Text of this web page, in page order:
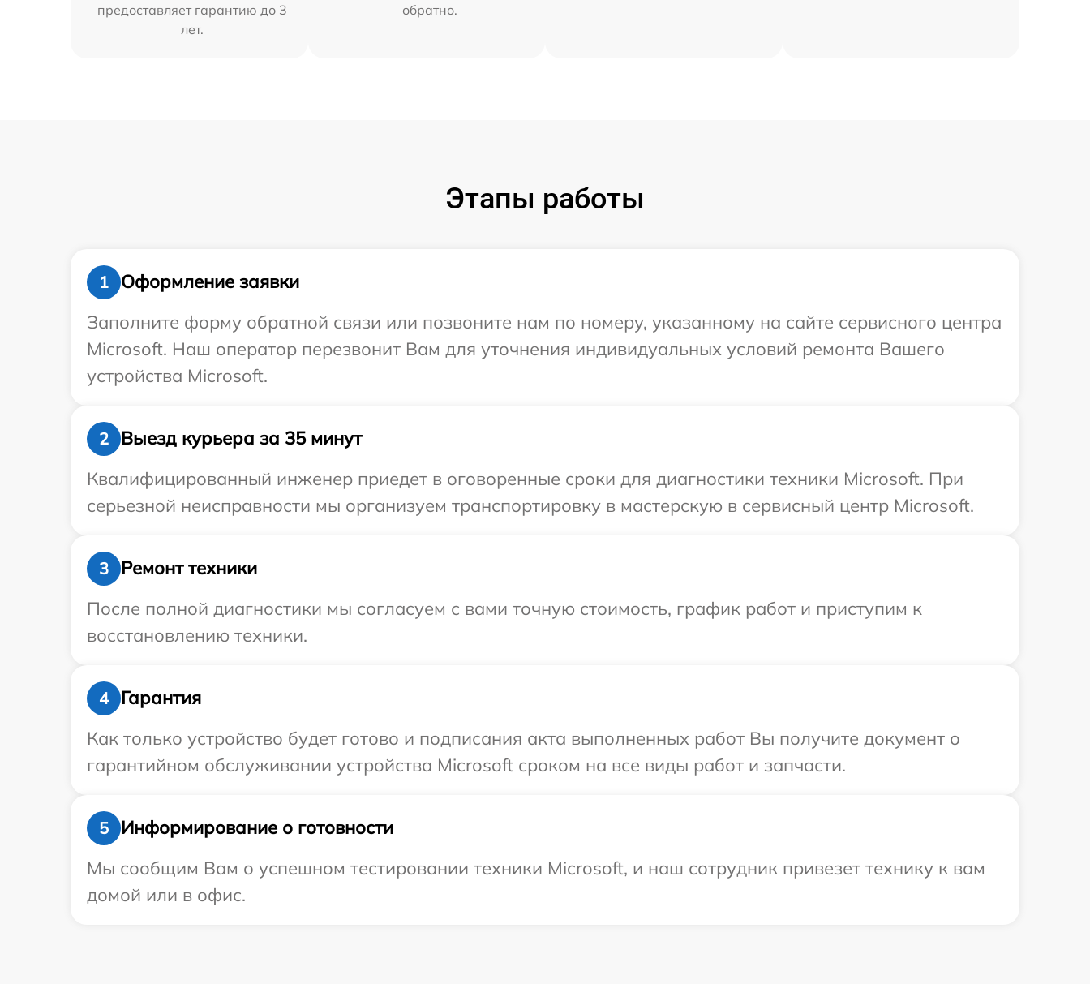
предоставляет гарантию до 3
лет.
обратно.
Этапы работы
1
Оформление заявки
Заполните форму обратной связи или позвоните нам по номеру, указанному на сайте сервисного центра
Microsoft. Наш оператор перезвонит Вам для уточнения индивидуальных условий ремонта Вашего
устройства Microsoft.
2
Выезд курьера за 35 минут
Квалифицированный инженер приедет в оговоренные сроки для диагностики техники Microsoft. При
серьезной неисправности мы организуем транспортировку в мастерскую в сервисный центр Microsoft.
3
Ремонт техники
После полной диагностики мы согласуем с вами точную стоимость, график работ и приступим к
восстановлению техники.
4
Гарантия
Как только устройство будет готово и подписания акта выполненных работ Вы получите документ о
гарантийном обслуживании устройства Microsoft сроком на все виды работ и запчасти.
5
Информирование о готовности
Мы сообщим Вам о успешном тестировании техники Microsoft, и наш сотрудник привезет технику к вам
домой или в офис.